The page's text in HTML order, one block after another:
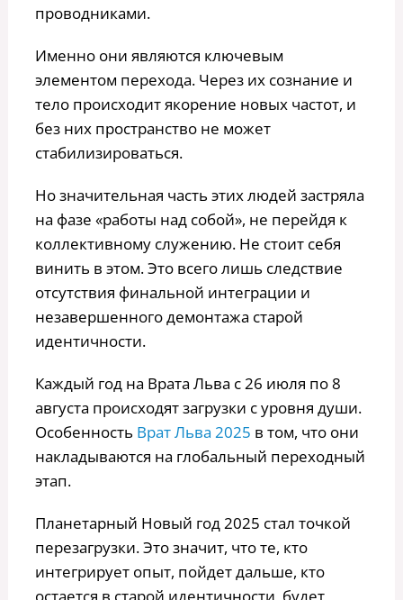
проводниками.
Именно они являются ключевым
элементом перехода. Через их сознание и
тело происходит якорение новых частот, и
без них пространство не может
стабилизироваться.
Но значительная часть этих людей застряла
на фазе «работы над собой», не перейдя к
коллективному служению. Не стоит себя
винить в этом. Это всего лишь следствие
отсутствия финальной интеграции и
незавершенного демонтажа старой
идентичности.
Каждый год на Врата Льва с 26 июля по 8
августа происходят загрузки с уровня души.
Особенность Врат Льва 2025 в том, что они
накладываются на глобальный переходный
этап.
Планетарный Новый год 2025 стал точкой
перезагрузки. Это значит, что те, кто
интегрирует опыт, пойдет дальше, кто
остается в старой идентичности, будет